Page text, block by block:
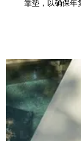
靠垫，以确保年